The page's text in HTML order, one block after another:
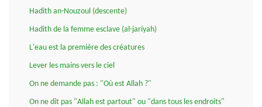
Hadith an-Nouzoul (descente)
Hadith de la femme esclave (al-jariyah)
L'eau est la première des créatures
Lever les mains vers le ciel
On ne demande pas : "Où est Allah ?"
On ne dit pas "Allah est partout" ou "dans tous les endroits"